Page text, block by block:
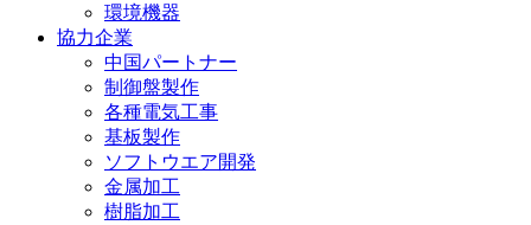
環境機器
協力企業
中国パートナー
制御盤製作
各種電気工事
基板製作
ソフトウエア開発
金属加工
樹脂加工